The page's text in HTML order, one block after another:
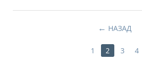
НАЗАД
1 2 3 4